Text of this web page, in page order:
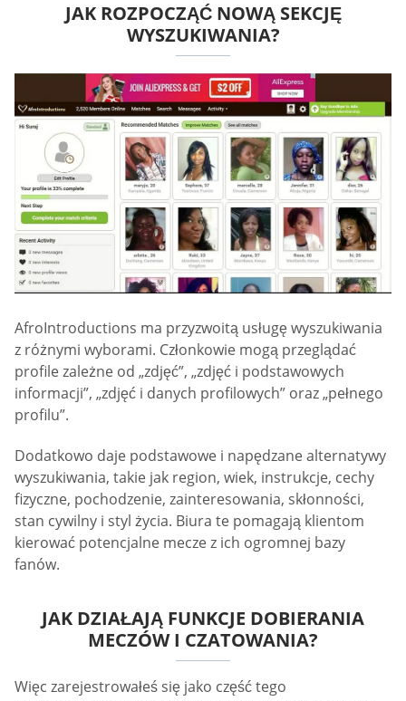
JAK ROZPOCZĄĆ NOWĄ SEKCJĘ
WYSZUKIWANIA?
AfroIntroductions ma przyzwoitą usługę wyszukiwania
z różnymi wyborami. Członkowie mogą przeglądać
profile zależne od „zdjęć”, „zdjęć i podstawowych
informacji”, „zdjęć i danych profilowych” oraz „pełnego
profilu”.
Dodatkowo daje podstawowe i napędzane alternatywy
wyszukiwania, takie jak region, wiek, instrukcje, cechy
fizyczne, pochodzenie, zainteresowania, skłonności,
stan cywilny i styl życia. Biura te pomagają klientom
kierować potencjalne mecze z ich ogromnej bazy
fanów.
JAK DZIAŁAJĄ FUNKCJE DOBIERANIA
MECZÓW I CZATOWANIA?
Więc zarejestrowałeś się jako część tego